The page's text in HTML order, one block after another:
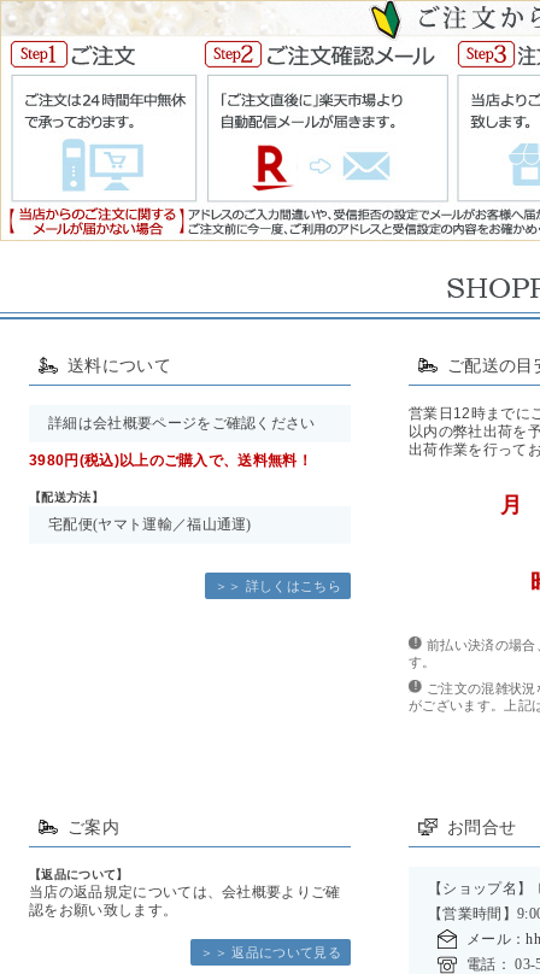
送料について
詳細は会社概要ページをご確認ください
3980円(税込)以上のご購入で、送料無料！
【配送方法】
宅配便(ヤマト運輸／福山通運)
＞＞ 詳しくはこちら
ご配送の目
営業日12時までに
以内の弊社出荷を
出荷作業を行って
前払い決済の場
す。
ご注文の混雑状
がございます。上記
ご案内
【返品について】
当店の返品規定については、会社概要よりご確
認をお願い致します。
＞＞ 返品について見る
お問合せ
【ショップ名
【営業時間】
メール：
電話： 03-